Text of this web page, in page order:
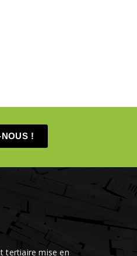
!
tertiaire mise en